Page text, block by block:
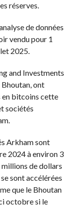
réserves.
de données
vendu pour 1
2025.
and Investments
ont
en bitcoins cette
sociétés
Arkham sont
2024 à environ 3
millions de dollars
sont accélérées
que le Bhoutan
octobre si le